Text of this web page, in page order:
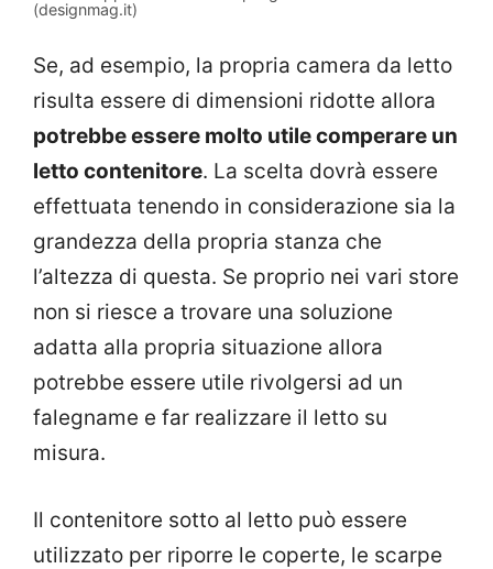
(designmag.it)
Se, ad esempio, la propria camera da letto
risulta essere di dimensioni ridotte allora
potrebbe essere molto utile comperare un
letto contenitore. La scelta dovrà essere
effettuata tenendo in considerazione sia la
grandezza della propria stanza che
l’altezza di questa. Se proprio nei vari store
non si riesce a trovare una soluzione
adatta alla propria situazione allora
potrebbe essere utile rivolgersi ad un
falegname e far realizzare il letto su
misura.
Il contenitore sotto al letto può essere
utilizzato per riporre le coperte, le scarpe